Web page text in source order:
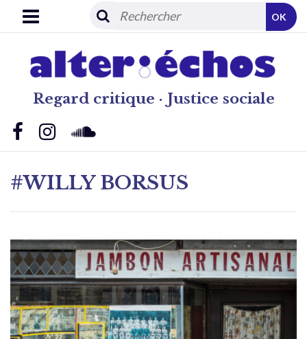
Regard critique · Justice sociale
OK
#WILLY BORSUS